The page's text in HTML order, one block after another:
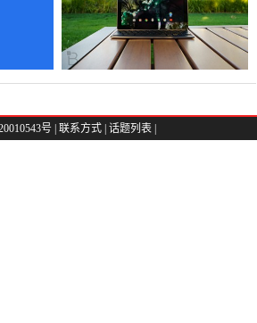
号 联系方式 话题列表